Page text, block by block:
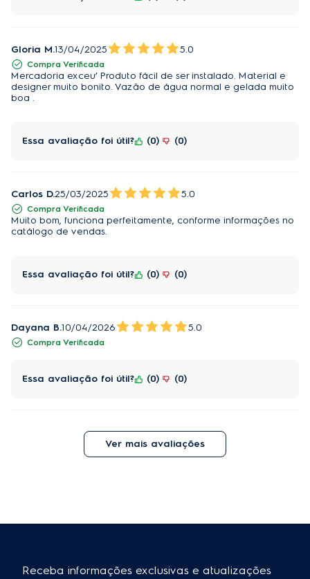
Gloria M.13/04/2025 5.0
Compra Verificada
Mercadoria exceu’ Produto fácil de ser instalado. Material e
designer muito bonito. Vazão de água normal e gelada muito
boa .
Essa avaliação foi útil? 0 0
Carlos D.25/03/2025 5.0
Compra Verificada
Muito bom, funciona perfeitamente, conforme informações no
catálogo de vendas.
Essa avaliação foi útil? 0 0
Dayana B.10/04/2026 5.0
Compra Verificada
Essa avaliação foi útil? 0 0
Ver mais avaliações
Receba informações exclusivas e atualizações